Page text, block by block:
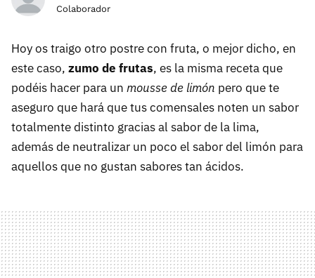
Colaborador
Hoy os traigo otro postre con fruta, o mejor dicho, en
este caso, zumo de frutas, es la misma receta que
podéis hacer para un mousse de limón pero que te
aseguro que hará que tus comensales noten un sabor
totalmente distinto gracias al sabor de la lima,
además de neutralizar un poco el sabor del limón para
aquellos que no gustan sabores tan ácidos.